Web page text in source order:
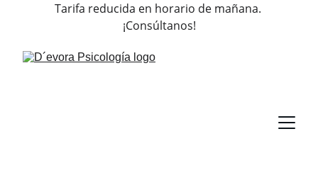
Tarifa reducida en horario de mañana.
¡Consúltanos!